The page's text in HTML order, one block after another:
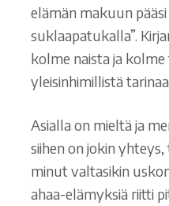
elämän makuun
suklaapatukalla”.
kolme naista ja
yleisinhimillistä
Asialla on mieltä ja
siihen on jokin yhteys,
minut valtasikin
ahaa-elämyksiä riitti